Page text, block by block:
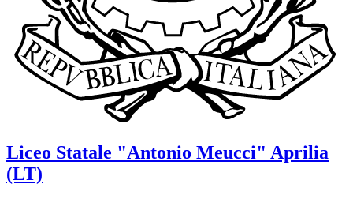
Liceo Statale "Antonio Meucci" Aprilia
(LT)